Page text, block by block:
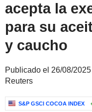
acepta la
para su
y caucho
Publicado el 26/08/
Reuters
S&P GSCI COCOA INDEX